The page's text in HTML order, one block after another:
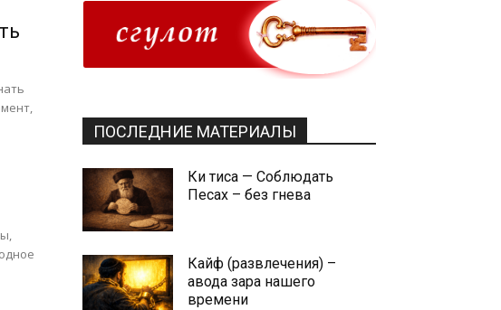
ПОСЛЕДНИЕ МАТЕРИАЛЫ
Ки тиса — Соблюдать
Песах – без гнева
Кайф (развлечения) –
авода зара нашего
времени